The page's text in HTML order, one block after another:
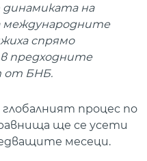
на
международните
спрямо
предходните
от БНБ.
процес по
ще се усети
месеци.